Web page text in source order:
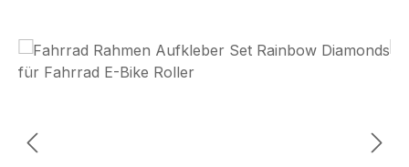
Bildergalerie überspringen